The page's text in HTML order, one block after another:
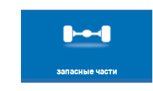
запасные части